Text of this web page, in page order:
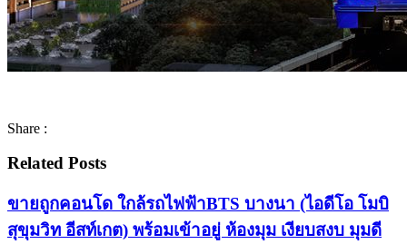
Share :
Related Posts
ขายถูกคอนโด ใกล้รถไฟฟ้าBTS บางนา (ไอดีโอ โมบิ
สุขุมวิท อีสท์เกต) พร้อมเข้าอยู่ ห้องมุม เงียบสงบ มุมดี